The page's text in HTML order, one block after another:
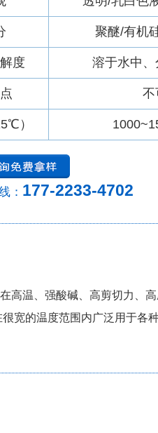
聚醚/有机
度 溶于水中
不
）
： 177-2233-4702
高温、强酸碱、高剪切力、
宽的温度范围内广泛用于各